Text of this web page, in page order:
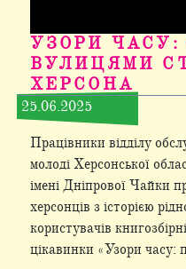
УЗОРИ
ВУЛИЦЯМИ
ХЕРСОНА
25.06.2025
Працівники відділу
молоді Херсонської
імені Дніпрової Чайки
херсонців з історією
користувачів
цікавинки «Узори часу: